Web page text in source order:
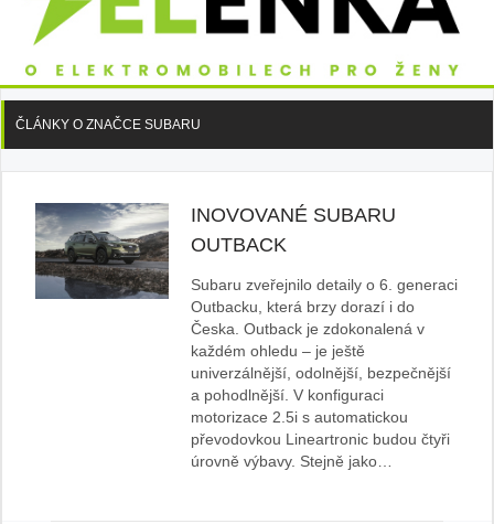
ČLÁNKY O ZNAČCE SUBARU
INOVOVANÉ SUBARU
OUTBACK
Subaru zveřejnilo detaily o 6. generaci
Outbacku, která brzy dorazí i do
Česka. Outback je zdokonalená v
každém ohledu – je ještě
univerzálnější, odolnější, bezpečnější
a pohodlnější. V konfiguraci
motorizace 2.5i s automatickou
převodovkou Lineartronic budou čtyři
úrovně výbavy. Stejně jako…